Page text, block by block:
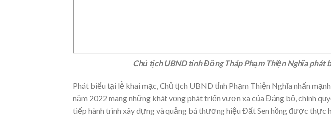
Chủ tịch UBND tỉnh Đồng Tháp Phạm Thiện Nghĩa phát
Phát biểu tại lễ khai mạc, Chủ tịch UBND tỉnh Phạm Thiện Nghĩa nhấn
năm 2022 mang những khát vọng phát triển vươn xa của Đảng bộ, chính
tiếp hành trình xây dựng và quảng bá thương hiệu Đất Sen hồng được thực